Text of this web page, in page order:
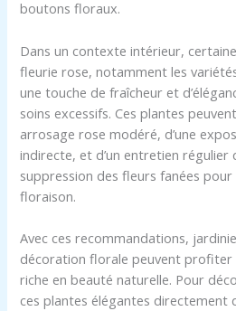
boutons floraux.
Dans un contexte intérieur,
fleurie rose, notamment les
une touche de fraîcheur et
soins excessifs. Ces plantes
arrosage rose modéré, d’une
indirecte, et d’un entretien régulier
suppression des fleurs fanées pour
floraison.
Avec ces recommandations,
décoration florale peuvent profiter
riche en beauté naturelle. Pour
ces plantes élégantes directement